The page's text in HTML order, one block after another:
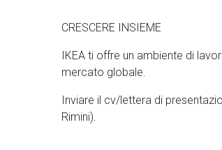
CRESCERE INSIEME
IKEA ti offre un ambiente di
mercato globale.
Inviare il cv/lettera di
Rimini).